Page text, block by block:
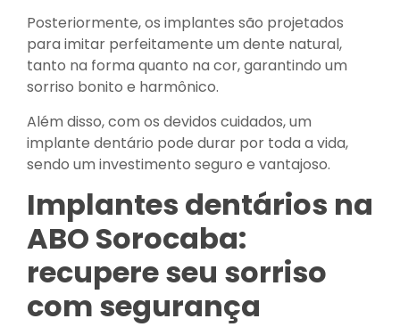
Posteriormente, os implantes são projetados
para imitar perfeitamente um dente natural,
tanto na forma quanto na cor, garantindo um
sorriso bonito e harmônico.
Além disso, com os devidos cuidados, um
implante dentário pode durar por toda a vida,
sendo um investimento seguro e vantajoso.
Implantes dentários na
ABO Sorocaba:
recupere seu sorriso
com segurança